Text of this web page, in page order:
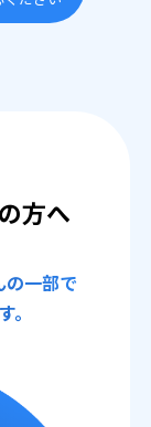
方へ
の一部で